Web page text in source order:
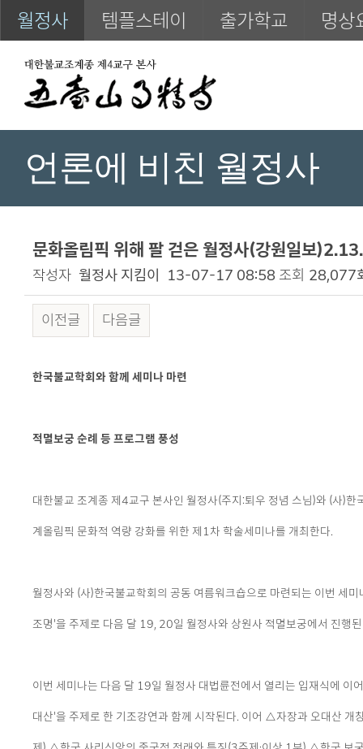
월정사 템플스테이 출가학교 명상
언론에 비친 월정사
문화올림픽 위해 팔 걷은 월정사(강원일보
작성자 월정사 지킴이 13-07-17 08:58 조회 28,077
이전글 다음글
한국불교학회와 함께 세미나 마련
적멸보궁 순례 등 프로그램 풍성
대한불교 조계종 제4교구 본사인 월정사(주지:퇴우 정념 스님)와 (사)
계올림픽 문화적 역량 강화를 위한 제1차 학술세미나를 개최한다.
월정사와 (사)한국불교학회의 공동 여름워크숍으로 마련되는 이번 세
조명'을 주제로 다음 달 19, 20일 월정사와 상원사 적멸보궁에서 진행
이번 세미나는 다음 달 19일 월정사 대법륜전에서 열리는 입재식에 이
대산'을 주제로 한 기조강연과 함께 시작된다. 이어 △자장과 오대산